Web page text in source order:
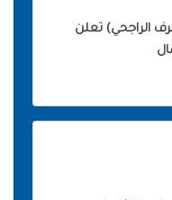
الراجحي) تعلن